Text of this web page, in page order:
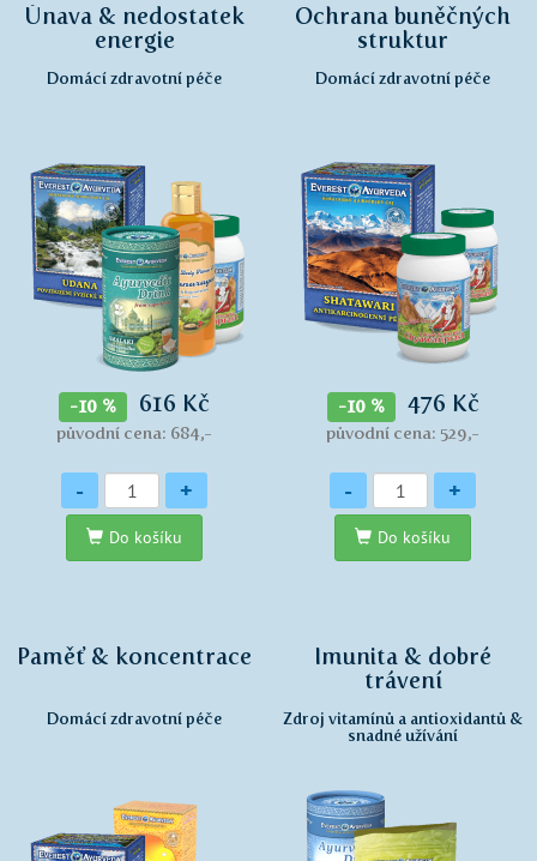
Únava & nedostatek
energie
Domácí zdravotní péče
-10 % 616 Kč
původní cena: 684,-
Množství
- +
Do košíku
Ochrana buněčných
struktur
Domácí zdravotní péče
-10 % 476 Kč
původní cena: 529,-
Množství
- +
Do košíku
Paměť & koncentrace
Domácí zdravotní péče
Imunita & dobré
trávení
Zdroj vitamínů a antioxidantů &
snadné užívání